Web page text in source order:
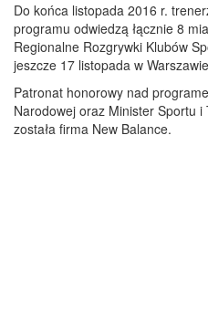
Do końca listopada 2016 r.
programu odwiedzą łącznie 8
Regionalne Rozgrywki Klubów
jeszcze 17 listopada w
Patronat honorowy nad
Narodowej oraz Minister Sportu
została firma New Balance.